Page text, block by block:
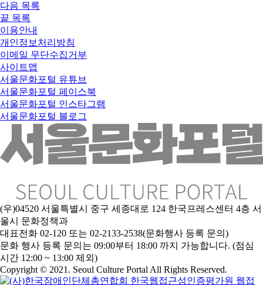
다음 목록
끝 목록
이용안내
개인정보처리방침
이메일 무단수집거부
사이트맵
서울문화포털 유튜브
서울문화포털 페이스북
서울문화포털 인스타그램
서울문화포털 블로그
(우)04520 서울특별시 중구 세종대로 124 한국프레스센터 4층 서
울시 문화정책과
대표전화 02-120 또는 02-2133-2538(문화행사 등록 문의)
문화 행사 등록 문의는 09:00부터 18:00 까지 가능합니다. (점심
시간 12:00 ~ 13:00 제외)
Copyright © 2021. Seoul Culture Portal All Rights Reserved.